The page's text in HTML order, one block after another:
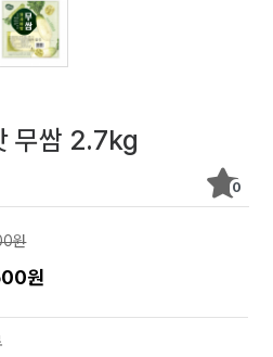
무쌈 2.7kg
0
원
원